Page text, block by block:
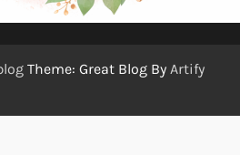
Theme: Great Blog By Artify